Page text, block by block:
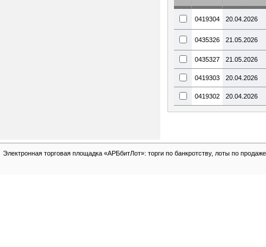
0419304 20.04.2026
0435326 21.05.2026
0435327 21.05.2026
0419303 20.04.2026
0419302 20.04.2026
Электронная торговая площадка «АРБбитЛот»: торги по банкротству, лоты по